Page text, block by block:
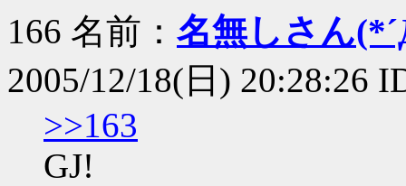
166 名前： 名無しさん
2005/12/18(日) 20:28:26
>>163
GJ!